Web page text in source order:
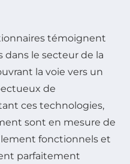
témoignent
dans le secteur de la
la voie vers un
de
ces technologies,
sont en mesure de
fonctionnels et
parfaitement